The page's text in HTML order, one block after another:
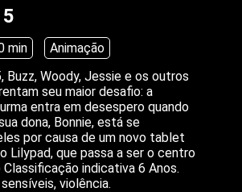
min
Animação
Buzz, Woody, Jessie e os outros
seu maior desafio: a
entra em desespero quando
dona, Bonnie, está se
por causa de um novo tablet
Lilypad, que passa a ser o centro
indicativa 6 Anos.
violência.